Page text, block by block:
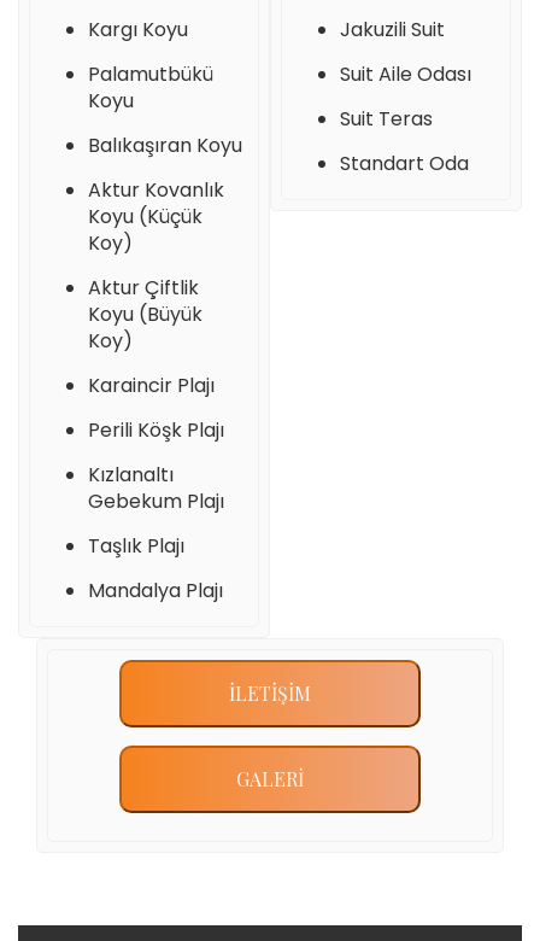
Kargı Koyu
Palamutbükü
Koyu
Balıkaşıran Koyu
Aktur Kovanlık
Koyu (Küçük
Koy)
Aktur Çiftlik
Koyu (Büyük
Koy)
Karaincir Plajı
Perili Köşk Plajı
Kızlanaltı
Gebekum Plajı
Taşlık Plajı
Mandalya Plajı
Jakuzili Suit
Suit Aile Odası
Suit Teras
Standart Oda
İLETİŞİM
GALERİ